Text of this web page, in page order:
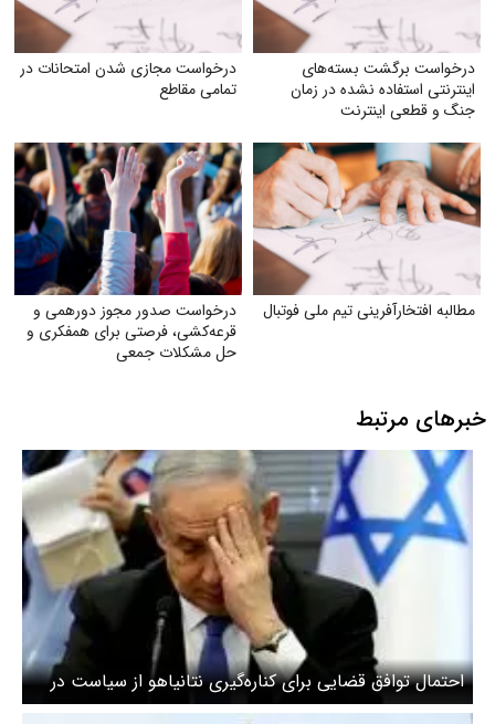
درخواست برگشت بسته‌های
اینترنتی استفاده نشده در زمان
جنگ و قطعی اینترنت
درخواست مجازی شدن امتحانات در
تمامی مقاطع
مطالبه افتخارآفرینی تیم ملی فوتبال
درخواست صدور مجوز دورهمی و
قرعه‌کشی، فرصتی برای همفکری و
حل مشکلات جمعی
خبرهای مرتبط
احتمال توافق قضایی برای کناره‌گیری نتانیاهو از سیاست در
ازای زندانی نشدن